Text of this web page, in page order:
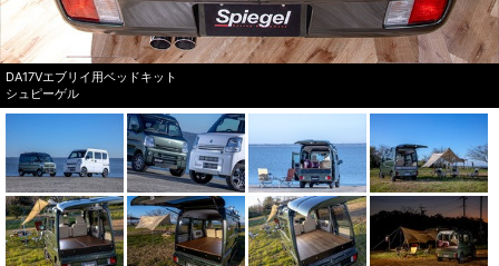
DA17Vエブリイ用ベッドキット
シュピーゲル